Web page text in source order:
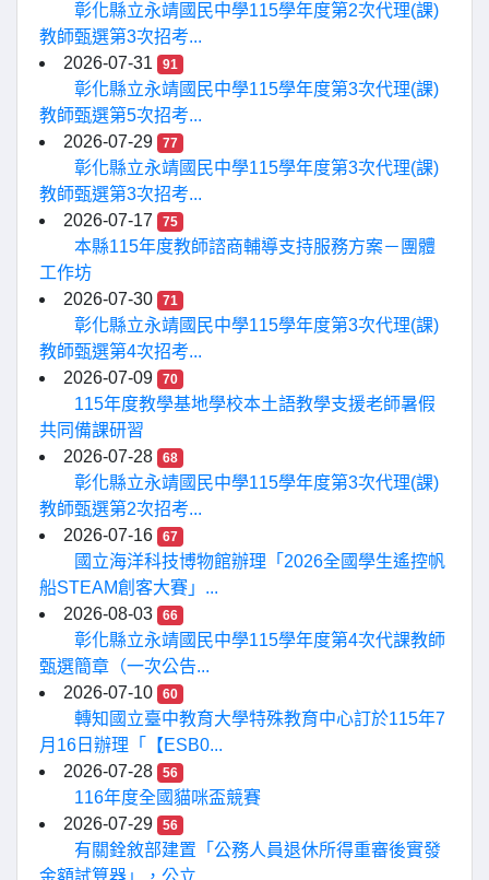
彰化縣立永靖國民中學115學年度第2次代理(課)
教師甄選第3次招考...
2026-07-31
91
彰化縣立永靖國民中學115學年度第3次代理(課)
教師甄選第5次招考...
2026-07-29
77
彰化縣立永靖國民中學115學年度第3次代理(課)
教師甄選第3次招考...
2026-07-17
75
本縣115年度教師諮商輔導支持服務方案－團體
工作坊
2026-07-30
71
彰化縣立永靖國民中學115學年度第3次代理(課)
教師甄選第4次招考...
2026-07-09
70
115年度教學基地學校本土語教學支援老師暑假
共同備課研習
2026-07-28
68
彰化縣立永靖國民中學115學年度第3次代理(課)
教師甄選第2次招考...
2026-07-16
67
國立海洋科技博物館辦理「2026全國學生遙控帆
船STEAM創客大賽」...
2026-08-03
66
彰化縣立永靖國民中學115學年度第4次代課教師
甄選簡章（一次公告...
2026-07-10
60
轉知國立臺中教育大學特殊教育中心訂於115年7
月16日辦理「【ESB0...
2026-07-28
56
116年度全國貓咪盃競賽
2026-07-29
56
有關銓敘部建置「公務人員退休所得重審後實發
金額試算器」，公立...